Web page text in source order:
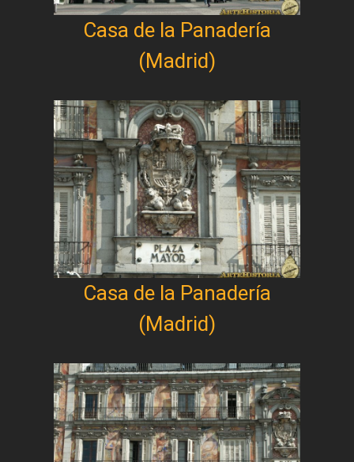
Casa de la Panadería
(Madrid)
Casa de la Panadería
(Madrid)